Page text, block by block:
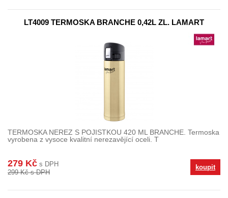
LT4009 TERMOSKA BRANCHE 0,42L ZL. LAMART
TERMOSKA NEREZ S POJISTKOU 420 ML BRANCHE. Termoska
vyrobena z vysoce kvalitní nerezavějící oceli. T
279 Kč s DPH
299 Kč s DPH
koupit